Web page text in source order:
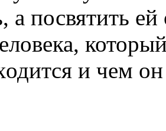
а посвятить
и чем